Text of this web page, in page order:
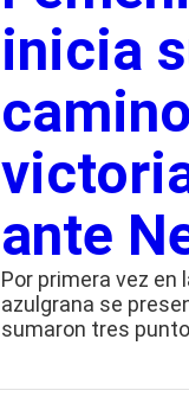
inicia
ante
Por primera vez en
azulgrana se
sumaron tres